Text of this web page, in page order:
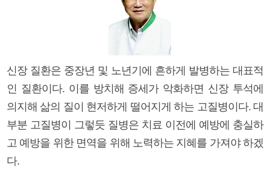
신장 질환은 중장년 및 노년기에 흔하게 발병하는 대표적
인 질환이다. 이를 방치해 증세가 악화하면 신장 투석에
의지해 삶의 질이 현저하게 떨어지게 하는 고질병이다. 대
부분 고질병이 그렇듯 질병은 치료 이전에 예방에 충실하
고 예방을 위한 면역을 위해 노력하는 지혜를 가져야 하겠
다.